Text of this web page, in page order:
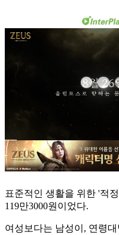
표준적인 생활을 위한 '적
119만3000원이었다.
여성보다는 남성이, 연령